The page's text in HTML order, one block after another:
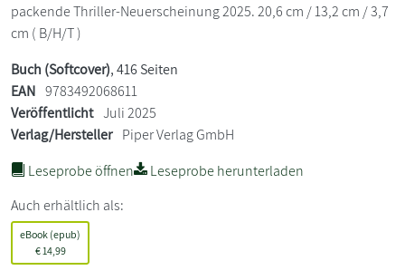
packende Thriller-Neuerscheinung 2025. 20,6 cm / 13,2 cm / 3,7
cm ( B/H/T )
Buch (Softcover), 416 Seiten
EAN 9783492068611
Veröffentlicht Juli 2025
Verlag/Hersteller Piper Verlag GmbH
Leseprobe öffnen
Leseprobe herunterladen
Auch erhältlich als:
eBook (epub)
€14,99